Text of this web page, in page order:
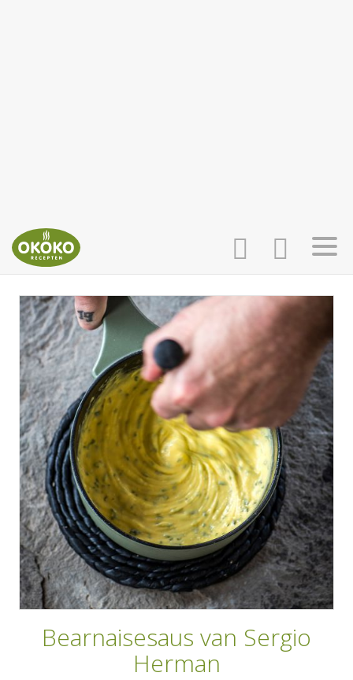
INLOGGEN
AANMELDEN
HOME
RECEPTEN
WEEKMENU'S
KOOKBOEKEN
Bearnaisesaus van Sergio
Herman